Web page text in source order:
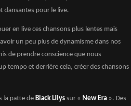
dansantes pour le live.
en live ces chansons plus lentes mais
un peu plus de dynamisme dans nos
de prendre conscience que nous
tempo et derrière cela, créer des chansons
la patte de Black Lilys sur « New Era ». Des